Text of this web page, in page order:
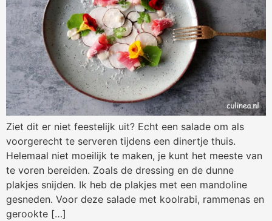
Ziet dit er niet feestelijk uit? Echt een salade om als
voorgerecht te serveren tijdens een dinertje thuis.
Helemaal niet moeilijk te maken, je kunt het meeste van
te voren bereiden. Zoals de dressing en de dunne
plakjes snijden. Ik heb de plakjes met een mandoline
gesneden. Voor deze salade met koolrabi, rammenas en
gerookte […]